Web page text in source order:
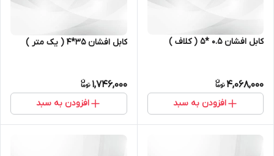
کابل افشان ۰.۵ *۵ ( کلاف )
4,068,000
افزودن به سبد
کابل افشان ۳۵*۴ ( یک متر )
1,746,000
افزودن به سبد